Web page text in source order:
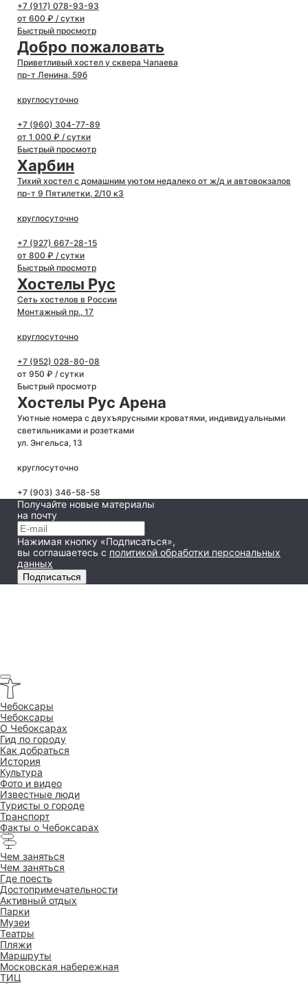
+7 (917) 078-93-93
от 600 ₽ / сутки
Быстрый просмотр
Добро пожаловать
Приветливый хостел у сквера Чапаева
пр-т Ленина, 59б
круглосуточно
+7 (960) 304-77-89
от 1 000 ₽ / сутки
Быстрый просмотр
Харбин
Тихий хостел с домашним уютом недалеко от ж/д и автовокзалов
пр-т 9 Пятилетки, 2/10 к3
круглосуточно
+7 (927) 667-28-15
от 800 ₽ / сутки
Быстрый просмотр
Хостелы Рус
Сеть хостелов в России
Монтажный пр., 17
круглосуточно
+7 (952) 028-80-08
от 950 ₽ / сутки
Быстрый просмотр
Хостелы Рус Арена
Уютные номера с двухъярусными кроватями, индивидуальными
светильниками и розетками
ул. Энгельса, 13
круглосуточно
+7 (903) 346-58-58
Получайте новые материалы
на почту
Нажимая кнопку «Подписаться»,
вы соглашаетесь с политикой обработки персональных
данных
Подписаться
Чебоксары
Чебоксары
O Чебоксарах
Гид по городу
Как добраться
История
Культура
Фото и видео
Известные люди
Туристы о городе
Транспорт
Факты о Чебоксарах
Чем заняться
Чем заняться
Где поесть
Достопримеча­тельности
Активный отдых
Парки
Музеи
Театры
Пляжи
Маршруты
Московская набережная
ТИЦ